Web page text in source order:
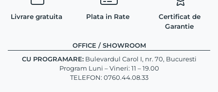
Livrare gratuita Plata in Rate
Certificat de
Garantie
OFFICE / SHOWROOM
CU PROGRAMARE:Bulevardul Carol I, nr. 70, Bucuresti
Program Luni – Vineri: 11 – 19.00
TELEFON: 0760.44.08.33